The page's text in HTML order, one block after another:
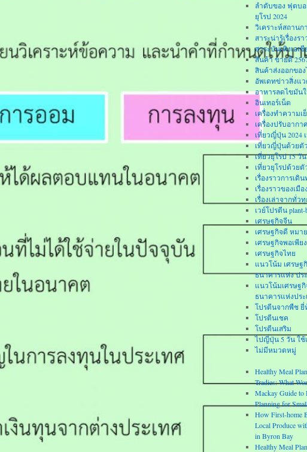
ลำดับของ ฟุตบ
ยุโรป 2024
วิเคราะห์สถานก
สาระน่ารู้เรื่องร
สาระบันเทิงเอเชี
สินค้า ขายดี
สินค้าส่งออกของ
อัพเดทข่าวสิ่งแ
อาหารลดไขมันใ
อินเทอร์เน็ต
เครื่องทำความเ
เครื่องปรับอากา
เที่ยวญี่ปุ่น 2024
เที่ยวญี่ปุ่นด้วยตั
เที่ยวยุโรป 15 วัน
เที่ยวยุโรปด้วยตั
เรื่องราวการเดิ
เรื่องราวของเมือ
เรื่องเล่าจากทั่ว
เวย์โปรตีน plant-
เศรษฐกิจจีน
เศรษฐกิจดี หมา
เศรษฐกิจพอเพียง
เศรษฐกิจไทย
แนวโน้ม เศรษฐ
ธนาคารแห่ง ปร
แนวโน้มเศรษฐกิ
ธนาคารแห่งประ
โปรตีนจากพืช ยี่
โปรตีนเชค
โปรตีนเสริม
ไปญี่ปุ่น 5 วัน ใช้
ไม่มีหมวดหมู่
Healthy Meal
Tradies: What
Mackay Guide to
Planning for
How First-home
Local Produce
in Byron Bay
Healthy Meal